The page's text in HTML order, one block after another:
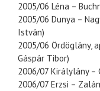
2005/06 Léna –
2005/06 Dunya –
István)
2005/06 Ördöglány,
Gáspár Tibor)
2006/07 Királylány –
2006/07 Erzsi –